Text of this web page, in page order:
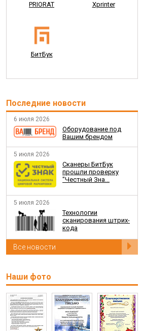
PRIORAT Xprinter
БитБук
Последние новости
6 июля 2026
Оборудование под
Вашим брендом
5 июля 2026
Сканеры БитБук
прошли проверку
"Честный Зна...
5 июля 2026
​Технологии
сканирования штрих-
кода
Все новости
Наши фото